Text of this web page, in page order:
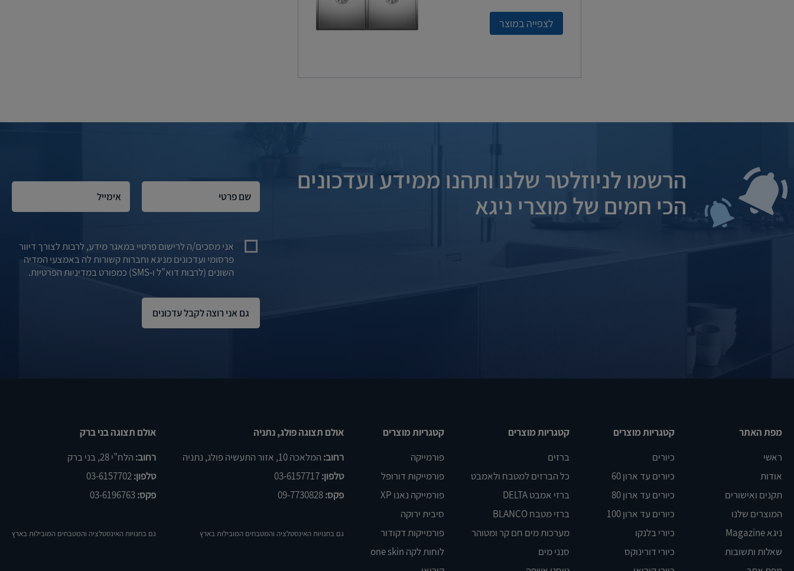
לצפייה במוצר
הרשמו לניוזלטר שלנו ותהנו ממידע ועדכונים
הכי חמים של מוצרי ניגא
אני מסכים/ה לרישום פרטיי במאגר מידע, לרבות לצורך דיוור
פרסומי ועדכונים מניגא וחברות קשורות לה באמצעי המדיה
השונים (לרבות דוא"ל ו-SMS) כמפורט במדיניות הפרטיות.
מפת האתר
ראשי
אודות
תקנים ואישורים
המוצרים שלנו
ניגא Magazine
שאלות ותשובות
קטגריות מוצרים
כיורים
כיורים עד ארון 60
כיורים עד ארון 80
כיורים עד ארון 100
כיורי בלנקו
כיורי דורינוקס
קטגריות מוצרים
ברזים
כל הברזים למטבח ולאמבט
ברזי אמבט DELTA
ברזי מטבח BLANCO
מערכות מים חם קר ומטוהר
סנני מים
קטגריות מוצרים
פורמייקה
פורמייקות דורופל
פורמייקה נאנו XP
סיבית ירוקה
פורמייקות דקודור
לוחות לקה one skin
אולם תצוגה פולג, נתניה
רחוב: המלאכה 10, אזור התעשיה פולג, נתניה
טלפון:03-6157717
פקס:
גם בחנויות האינסטלציה והמטבחים המובילות בארץ
אולם תצוגה בני ברק
רחוב: הלח”י 28, בני ברק
טלפון:03-6157702
פקס:
גם בחנויות האינסטלציה והמטבחים המובילות בארץ